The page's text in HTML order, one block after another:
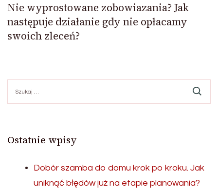
Nie wyprostowane zobowiazania? Jak
następuje działanie gdy nie opłacamy
swoich zleceń?
Ostatnie wpisy
Dobór szamba do domu krok po kroku. Jak
uniknąć błędów już na etapie planowania?